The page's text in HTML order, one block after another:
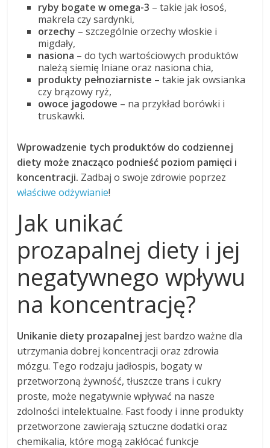
ryby bogate w omega-3 – takie jak łosoś,
makrela czy sardynki,
orzechy – szczególnie orzechy włoskie i
migdały,
nasiona – do tych wartościowych produktów
należą siemię lniane oraz nasiona chia,
produkty pełnoziarniste – takie jak owsianka
czy brązowy ryż,
owoce jagodowe – na przykład borówki i
truskawki.
Wprowadzenie tych produktów do codziennej
diety może znacząco podnieść poziom pamięci i
koncentracji. Zadbaj o swoje zdrowie poprzez
właściwe odżywianie!
Jak unikać
prozapalnej diety i jej
negatywnego wpływu
na koncentrację?
Unikanie diety prozapalnej jest bardzo ważne dla
utrzymania dobrej koncentracji oraz zdrowia
mózgu. Tego rodzaju jadłospis, bogaty w
przetworzoną żywność, tłuszcze trans i cukry
proste, może negatywnie wpływać na nasze
zdolności intelektualne. Fast foody i inne produkty
przetworzone zawierają sztuczne dodatki oraz
chemikalia, które mogą zakłócać funkcje